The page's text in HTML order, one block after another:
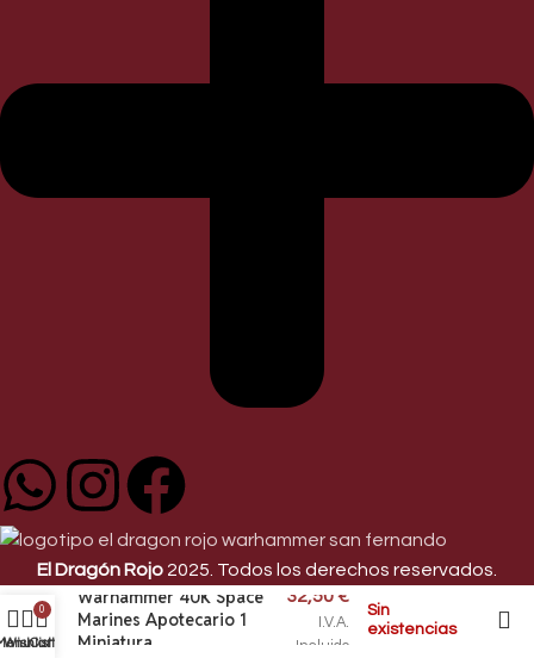
El Dragón Rojo 2025. Todos los derechos reservados.
Warhammer 40K Space
Marines Apotecario 1
Miniatura
32,50€
I.V.A.
Incluido
Sin
existencias
Wishlist
0
Cart